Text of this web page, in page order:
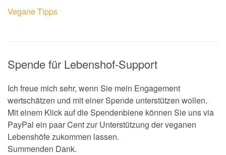
Vegane Tipps
Spende für Lebenshof-Support
Ich freue mich sehr, wenn Sie mein Engagement
wertschätzen und mit einer Spende unterstützen wollen.
Mit einem Klick auf die Spendenbiene können Sie uns via
PayPal ein paar Cent zur Unterstützung der veganen
Lebenshöfe zukommen lassen.
Summenden Dank.